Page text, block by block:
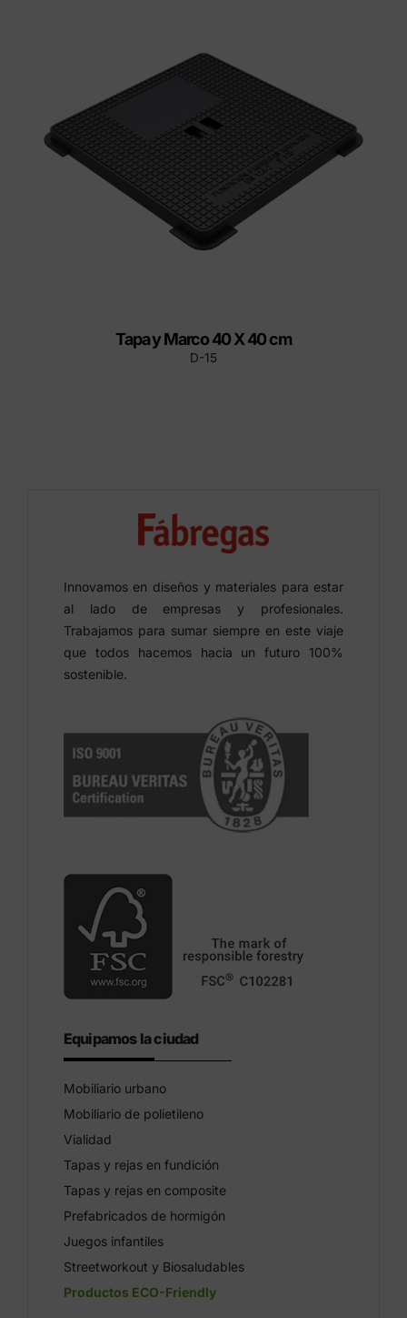
Tapa y Marco 40 X 40 cm
D-15
Innovamos en diseños y materiales para estar
al lado de empresas y profesionales.
Trabajamos para sumar siempre en este viaje
que todos hacemos hacia un futuro 100%
sostenible.
Equipamos la ciudad
Mobiliario urbano
Mobiliario de polietileno
Vialidad
Tapas y rejas en fundición
Tapas y rejas en composite
Prefabricados de hormigón
Juegos infantiles
Streetworkout y Biosaludables
Productos ECO-Friendly